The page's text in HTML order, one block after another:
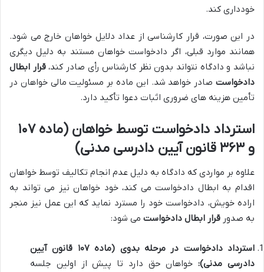
خودداری کند.
در این صورت، قرار کارشناسی از عداد دلایل خواهان خارج می شود.
همانند موارد قبلی، اگر دادخواست خواهان مستند به دلیل دیگری
نباشد و دادگاه نتواند بدون نظر کارشناس رأی صادر کند،قرار ابطال
دادخواست صادر خواهد شد. این ماده بر مسئولیت مالی خواهان در
تأمین هزینه های ضروری اثبات دعوا تأکید دارد.
استرداد دادخواست توسط خواهان (ماده ۱۰۷
و ۳۶۳ قانون آیین دادرسی مدنی)
علاوه بر مواردی که دادگاه به دلیل عدم انجام تکالیف توسط خواهان
اقدام به ابطال دادخواست می کند، خود خواهان نیز می تواند به
اراده خویش، دادخواست خود را مسترد نماید که این عمل نیز منجر
به صدور قرار ابطال دادخواست می شود:
استرداد دادخواست در مرحله بدوی (ماده ۱۰۷ قانون آیین
دادرسی مدنی):خواهان حق دارد تا پیش از اولین جلسه